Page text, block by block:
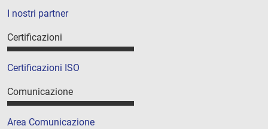
I nostri partner
Certificazioni
Certificazioni ISO
Comunicazione
Area Comunicazione